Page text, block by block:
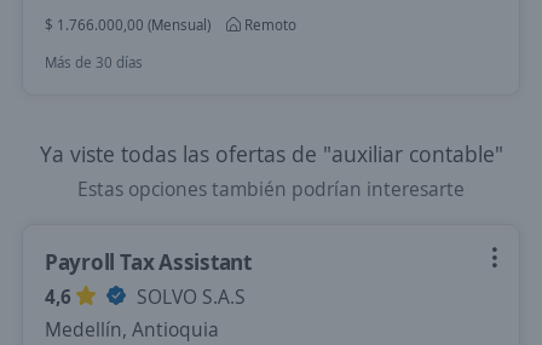
$ 1.766.000,00 (Mensual)
Remoto
Más de 30 días
Ya viste todas las ofertas de "auxiliar contable"
Estas opciones también podrían interesarte
Payroll Tax Assistant
4,6
SOLVO S.A.S
Medellín, Antioquia